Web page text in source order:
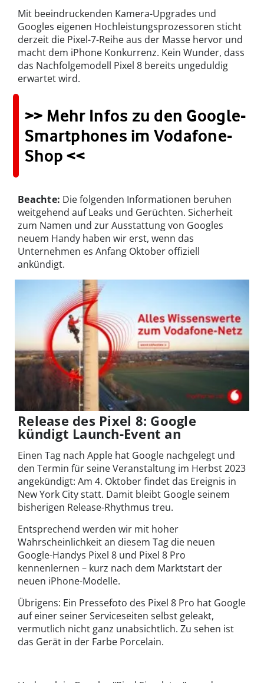
Mit beeindruckenden Kamera-Upgrades und
Googles eigenen Hochleistungsprozessoren sticht
derzeit die Pixel-7-Reihe aus der Masse hervor und
macht dem iPhone Konkurrenz. Kein Wunder, dass
das Nachfolgemodell Pixel 8 bereits ungeduldig
erwartet wird.
>> Mehr Infos zu den Google-
Smartphones im Vodafone-
Shop <<
Beachte: Die folgenden Informationen beruhen
weitgehend auf Leaks und Gerüchten. Sicherheit
zum Namen und zur Ausstattung von Googles
neuem Handy haben wir erst, wenn das
Unternehmen es Anfang Oktober offiziell
ankündigt.
Release des Pixel 8: Google
kündigt Launch-Event an
Einen Tag nach Apple hat Google nachgelegt und
den Termin für seine Veranstaltung im Herbst 2023
angekündigt: Am 4. Oktober findet das Ereignis in
New York City statt. Damit bleibt Google seinem
bisherigen Release-Rhythmus treu.
Entsprechend werden wir mit hoher
Wahrscheinlichkeit an diesem Tag die neuen
Google-Handys Pixel 8 und Pixel 8 Pro
kennenlernen – kurz nach dem Marktstart der
neuen iPhone-Modelle.
Übrigens: Ein Pressefoto des Pixel 8 Pro hat Google
auf einer seiner Serviceseiten selbst geleakt,
vermutlich nicht ganz unabsichtlich. Zu sehen ist
das Gerät in der Farbe Porcelain.